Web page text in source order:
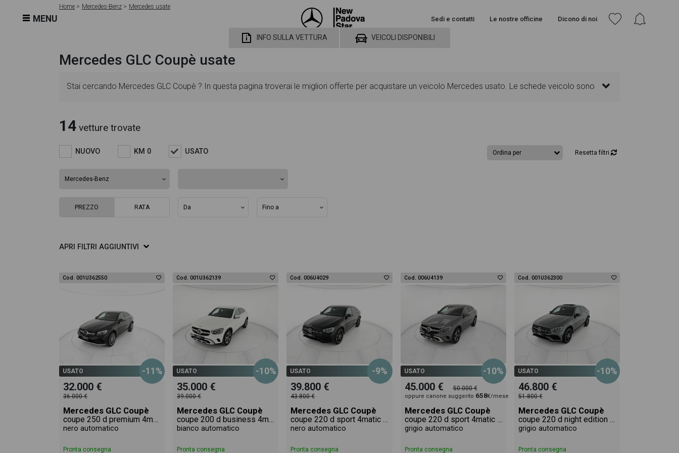
MENU Sedi e contatti Le nostre officine Dicono di noi
Home Mercedes-Benz Mercedes usate
INFO SULLA VETTURA VEICOLI DISPONIBILI
Mercedes GLC Coupè usate
Stai cercando Mercedes GLC Coupè ? In questa pagina troverai le migliori offerte per acquistare un veicolo Mercedes usato. Le schede veicolo sono
troverai anche il listino prezzi, eventuale offerta e rata consigliata per l'acquisto del veicolo.
14 vetture trovate
NUOVO KM 0 USATO Resetta filtri
PREZZO RATA
APRI FILTRI AGGIUNTIVI
Cod. 001U362550
USATO -11%
32.000 €
36.000 €
Mercedes GLC Coupè
coupe 250 d premium 4matic auto
nero automatico
Pronta consegna
Cod. 001U362139
USATO -10%
35.000 €
39.000 €
Mercedes GLC Coupè
coupe 200 d business 4matic auto
bianco automatico
Pronta consegna
Cod. 006U4029
USATO -9%
39.800 €
43.800 €
Mercedes GLC Coupè
coupe 220 d sport 4matic auto
nero automatico
Pronta consegna
Cod. 006U4139
USATO -10%
45.000 € 50.000 €
oppure canone suggerito 658€/mese
Mercedes GLC Coupè
coupe 220 d sport 4matic auto
grigio automatico
Pronta consegna
Cod. 001U362300
USATO -10%
46.800 €
51.800 €
Mercedes GLC Coupè
coupe 220 d night edition 4matic auto
grigio automatico
Pronta consegna